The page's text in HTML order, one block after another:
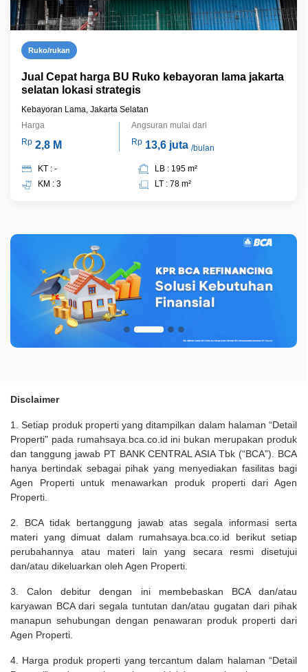
Ruko/rukan
Jual Cepat harga BU Ruko kebayoran lama jakarta
selatan lokasi strategis
Kebayoran Lama, Jakarta Selatan
Harga
Rp 2,8 M
Angsuran mulai dari
Rp 13,6 juta /bulan
KT : -
KM : 3
LB : 195 m²
LT : 78 m²
Disclaimer
1. Setiap produk properti yang ditampilkan dalam halaman “Detail
Properti" pada rumahsaya.bca.co.id ini bukan merupakan produk
dan tanggung jawab PT BANK CENTRAL ASIA Tbk (“BCA”). BCA
hanya bertindak sebagai pihak yang menyediakan fasilitas bagi
Agen Properti untuk menawarkan produk properti dari Agen
Properti.
2. BCA tidak bertanggung jawab atas segala informasi serta
materi yang dimuat dalam rumahsaya.bca.co.id berikut setiap
perubahannya atau materi lain yang secara resmi disetujui
dan/atau dikeluarkan oleh Agen Properti.
3. Calon debitur dengan ini membebaskan BCA dan/atau
karyawan BCA dari segala tuntutan dan/atau gugatan dari pihak
manapun sehubungan dengan penawaran produk properti dari
Agen Properti.
4. Harga produk properti yang tercantum dalam halaman “Detail